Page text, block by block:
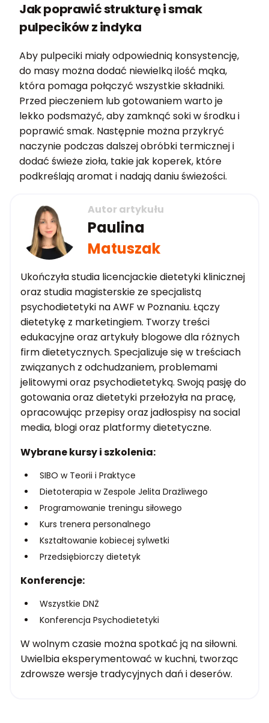
Jak poprawić strukturę i smak
pulpecików z indyka
Aby pulpeciki miały odpowiednią konsystencję,
do masy można dodać niewielką ilość mąka,
która pomaga połączyć wszystkie składniki.
Przed pieczeniem lub gotowaniem warto je
lekko podsmażyć, aby zamknąć soki w środku i
poprawić smak. Następnie można przykryć
naczynie podczas dalszej obróbki termicznej i
dodać świeże zioła, takie jak koperek, które
podkreślają aromat i nadają daniu świeżości.
Autor artykułu
Paulina
Matuszak
Ukończyła studia licencjackie dietetyki klinicznej
oraz studia magisterskie ze specjalistą
psychodietetyki na AWF w Poznaniu. Łączy
dietetykę z marketingiem. Tworzy treści
edukacyjne oraz artykuły blogowe dla różnych
firm dietetycznych. Specjalizuje się w treściach
związanych z odchudzaniem, problemami
jelitowymi oraz psychodietetyką. Swoją pasję do
gotowania oraz dietetyki przełożyła na pracę,
opracowując przepisy oraz jadłospisy na social
media, blogi oraz platformy dietetyczne.
Wybrane kursy i szkolenia:
SIBO w Teorii i Praktyce
Dietoterapia w Zespole Jelita Drażliwego
Programowanie treningu siłowego
Kurs trenera personalnego
Kształtowanie kobiecej sylwetki
Przedsiębiorczy dietetyk
Konferencje:
Wszystkie DNŻ
Konferencja Psychodietetyki
W wolnym czasie można spotkać ją na siłowni.
Uwielbia eksperymentować w kuchni, tworząc
zdrowsze wersje tradycyjnych dań i deserów.